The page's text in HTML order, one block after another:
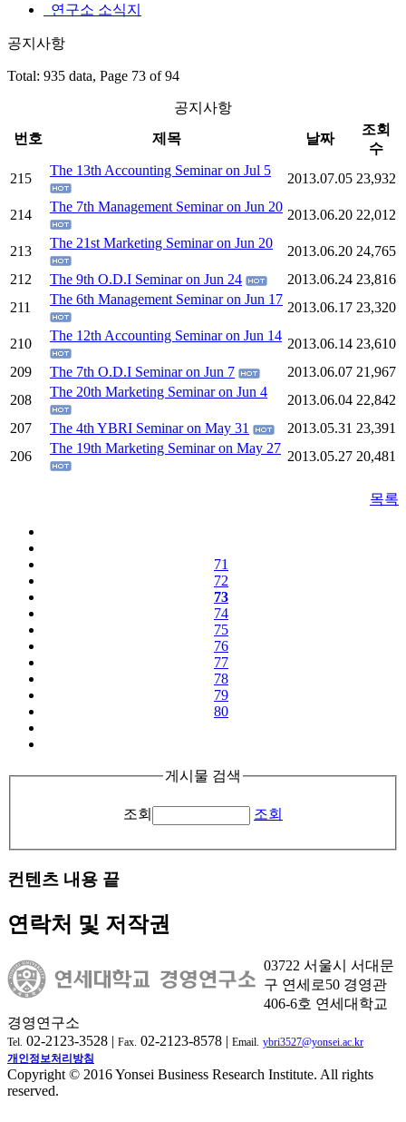
연구소 소식지
공지사항
Total: 935 data, Page 73 of 94
공지사항
번호
제목 날짜
조회
수
215
The 13th Accounting Seminar on Jul 5
2013.07.05 23,932
214
The 7th Management Seminar on Jun 20
2013.06.20 22,012
213
The 21st Marketing Seminar on Jun 20
2013.06.20 24,765
212
The 9th O.D.I Seminar on Jun 24 2013.06.24 23,816
211
The 6th Management Seminar on Jun 17
2013.06.17 23,320
210
The 12th Accounting Seminar on Jun 14
2013.06.14 23,610
209
The 7th O.D.I Seminar on Jun 7 2013.06.07 21,967
208
The 20th Marketing Seminar on Jun 4
2013.06.04 22,842
207
The 4th YBRI Seminar on May 31 2013.05.31 23,391
206
The 19th Marketing Seminar on May 27
2013.05.27 20,481
목록
71
72
73
74
75
76
77
78
79
80
게시물 검색
조회 조회
컨텐츠 내용 끝
연락처 및 저작권
03722 서울시 서대문
구 연세로50 경영관
406-6호 연세대학교
경영연구소
Tel. 02-2123-3528 | Fax. 02-2123-8578 | Email. ybri3527@yonsei.ac.kr
개인정보처리방침
Copyright © 2016 Yonsei Business Research Institute. All rights
reserved.